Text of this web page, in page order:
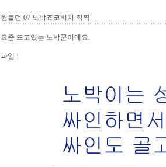
윔블던 07 노박죠코비치 직찍
요즘 뜨고있는 노박군이에요.
파일 :